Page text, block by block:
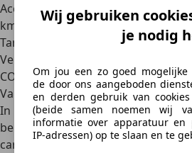
Acceleratie van 0 tot 100
km/u
Niet
Tankinhoud
75 l
Verbruik
CO₂-uitstoot
Niet
Varianten
In Europa was het aantal
beperkt, zeker bij de eerste
carrosserievariant
, met bij
Wij gebruiken
je nodig
Om jou een zo goed
de door ons aangeboden
en derden gebruik van
(beide samen noemen wij
informatie over apparatuur en
IP-adressen) op te slaan en te